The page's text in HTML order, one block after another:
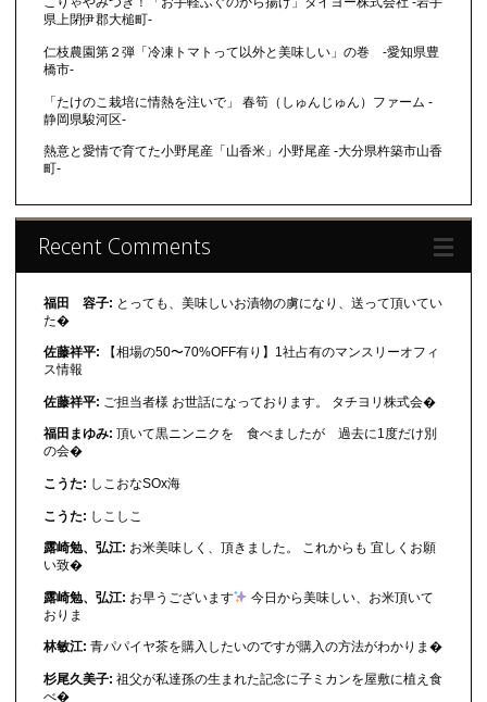
県上閉伊郡大槌町-
仁枝農園第２弾「冷凍トマトって以外と美味しい」の巻 -愛知県豊
橋市-
「たけのこ栽培に情熱を注いで」 春筍（しゅんじゅん）ファーム -
静岡県駿河区-
熱意と愛情で育てた小野尾産「山香米」小野尾産 -大分県杵築市山香
町-
Recent Comments
福田 容子: とっても、美味しいお漬物の虜になり、送って頂いてい
た�
佐藤祥平: 【相場の50〜70%OFF有り】1社占有のマンスリーオフィ
ス情報
佐藤祥平: ご担当者様 お世話になっております。 タチヨリ株式会�
福田まゆみ: 頂いて黒ニンニクを 食べましたが 過去に1度だけ別
の会�
こうた: しこおなSOx海
こうた: しこしこ
露崎勉、弘江: お米美味しく、頂きました。 これからも 宜しくお願
い致�
露崎勉、弘江: お早うございます
今日から美味しい、お米頂いて
おりま
林敏江: 青パパイヤ茶を購入したいのですが購入の方法がわかりま�
杉尾久美子: 祖父が私達孫の生まれた記念に子ミカンを屋敷に植え食
べ�